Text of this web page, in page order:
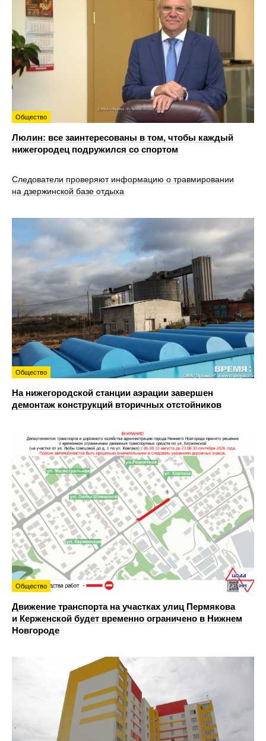
Общество
Люлин: все заинтересованы в том, чтобы каждый
нижегородец подружился со спортом
Следователи проверяют информацию о травмировании
на дзержинской базе отдыха
Общество
На нижегородской станции аэрации завершен
демонтаж конструкций вторичных отстойников
Общество
Движение транспорта на участках улиц Пермякова
и Керженской будет временно ограничено в Нижнем
Новгороде